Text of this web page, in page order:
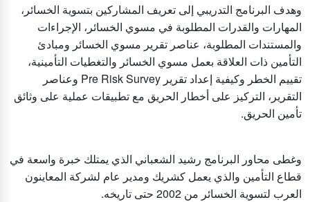
وهدف البرنامج التدريبي إلى تعريف المشاركين بتسوية الخسائر،
المهارات والقدرات المطلوبة في مسوي الخسائر، الإجراءات
والمستندات المطلوبة، عناصر تقرير مسوي الخسائر ومبادئ
التأمين ذات العلاقة بعمل مسوي الخسائر والتغطيات التأمينية،
تقييم الخطر وكيفية إعداد تقرير Pre Risk Survey وعناصر
التقرير، التركيز على أخطار الحريق مع تطبيقات عملية على وثائق
تأمين الحريق.
وغطى محاور البرنامج رشيد الشعباني الذي يمتلك خبرة واسعة في
قطاع التأمين والذي يعمل كشريك ومدير عام لشركة المعاينون
العرب لتسوية الخسائر من 2002 حتى تاريخه.